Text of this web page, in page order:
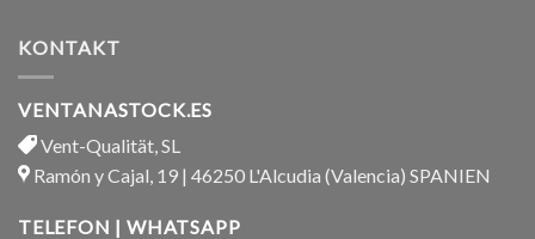
KONTAKT
VENTANASTOCK.ES
Vent-Qualität, SL
Ramón y Cajal, 19 | 46250 L'Alcudia (Valencia) SPANIEN
TELEFON | WHATSAPP